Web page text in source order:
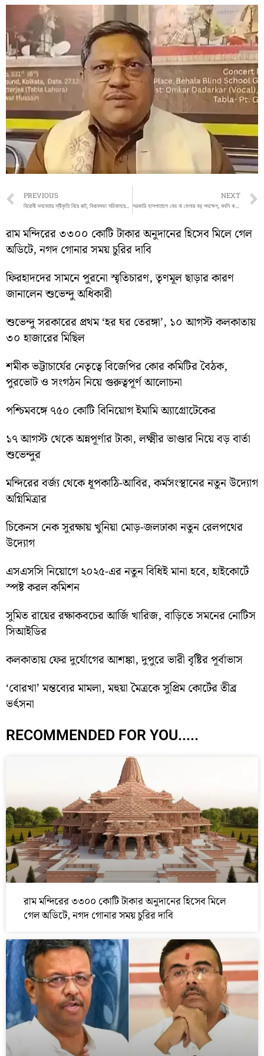
Prev
PREVIOUS
বিরোধী দলনেতার স্বীকৃতি নিয়ে জট, বিধানসভা সচিবালয়ের চিঠিতে নতুন বিতর্ক
NEXT
সরকারি হাসপাতালে বেড না মেলায় বড় পদক্ষেপ, বদলি কলকাতা মেডিক্যাল কলেজের সুপার
রাম মন্দিরের ৩৩০০ কোটি টাকার অনুদানের হিসেব মিলে গেল
অডিটে, নগদ গোনার সময় চুরির দাবি
ফিরহাদদের সামনে পুরনো স্মৃতিচারণ, তৃণমূল ছাড়ার কারণ
জানালেন শুভেন্দু অধিকারী
শুভেন্দু সরকারের প্রথম ‘হর ঘর তেরঙ্গা’, ১০ আগস্ট কলকাতায়
৩০ হাজারের মিছিল
শমীক ভট্টাচার্যের নেতৃত্বে বিজেপির কোর কমিটির বৈঠক,
পুরভোট ও সংগঠন নিয়ে গুরুত্বপূর্ণ আলোচনা
পশ্চিমবঙ্গে ৭৫০ কোটি বিনিয়োগ ইমামি অ্যাগ্রোটেকের
১৭ আগস্ট থেকে অন্নপূর্ণার টাকা, লক্ষ্মীর ভাণ্ডার নিয়ে বড় বার্তা
শুভেন্দুর
মন্দিরের বর্জ্য থেকে ধূপকাঠি-আবির, কর্মসংস্থানের নতুন উদ্যোগ
অগ্নিমিত্রার
চিকেনস নেক সুরক্ষায় খুনিয়া মোড়-জলঢাকা নতুন রেলপথের
উদ্যোগ
এসএসসি নিয়োগে ২০২৫-এর নতুন বিধিই মানা হবে, হাইকোর্টে
স্পষ্ট করল কমিশন
সুমিত রায়ের রক্ষাকবচের আর্জি খারিজ, বাড়িতে সমনের নোটিস
সিআইডির
কলকাতায় ফের দুর্যোগের আশঙ্কা, দুপুরে ভারী বৃষ্টির পূর্বাভাস
‘বোরখা’ মন্তব্যের মামলা, মহুয়া মৈত্রকে সুপ্রিম কোর্টের তীব্র
ভর্ৎসনা
RECOMMENDED FOR YOU.....
রাম মন্দিরের ৩৩০০ কোটি টাকার অনুদানের হিসেব মিলে
গেল অডিটে, নগদ গোনার সময় চুরির দাবি